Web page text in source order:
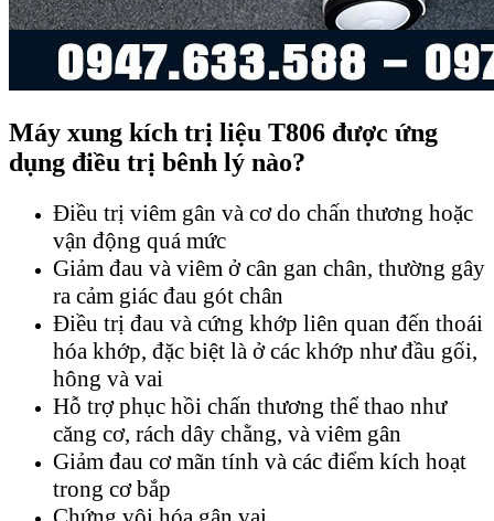
Máy xung kích trị liệu T806 được ứng
dụng điều trị bênh lý nào?
Điều trị viêm gân và cơ do chấn thương hoặc
vận động quá mức
Giảm đau và viêm ở cân gan chân, thường gây
ra cảm giác đau gót chân
Điều trị đau và cứng khớp liên quan đến thoái
hóa khớp, đặc biệt là ở các khớp như đầu gối,
hông và vai
Hỗ trợ phục hồi chấn thương thể thao như
căng cơ, rách dây chằng, và viêm gân
Giảm đau cơ mãn tính và các điểm kích hoạt
trong cơ bắp